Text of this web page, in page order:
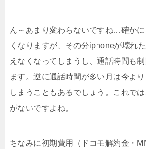
ん～あまり変わらないですね…確か
くなりますが、その分iphoneが壊れ
えなくなってしまうし、通話時間も
ます。逆に通話時間が多い月は今よ
しまうこともあるでしょう。これで
がないですよね。
ちなみに初期費用（ドコモ解約金・